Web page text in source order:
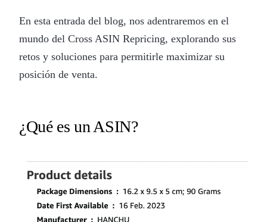
En esta entrada del blog, nos adentraremos en el
mundo del Cross ASIN Repricing, explorando sus
retos y soluciones para permitirle maximizar su
posición de venta.
¿Qué es un ASIN?